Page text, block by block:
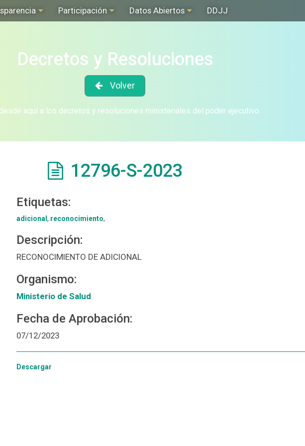
Participación Datos Abiertos DDJJ
Decretos y Resoluciones
Volver
aquí a los decretos y resoluciones ministeriales del poder ejecutivo
12796-S-2023
Etiquetas:
adicional , reconocimiento,
Descripción:
RECONOCIMIENTO DE ADICIONAL
Organismo:
Ministerio de Salud
Fecha de Aprobación:
07/12/2023
Descargar